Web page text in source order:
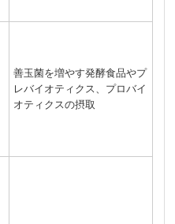
善玉菌を増やす発酵食品やプ
レバイオティクス、プロバイ
オティクスの摂取